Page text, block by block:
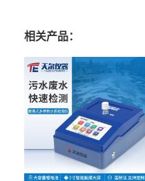
相关产品：